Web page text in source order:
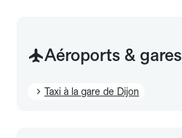
Aéroports & gares
Taxi à la gare de Dijon